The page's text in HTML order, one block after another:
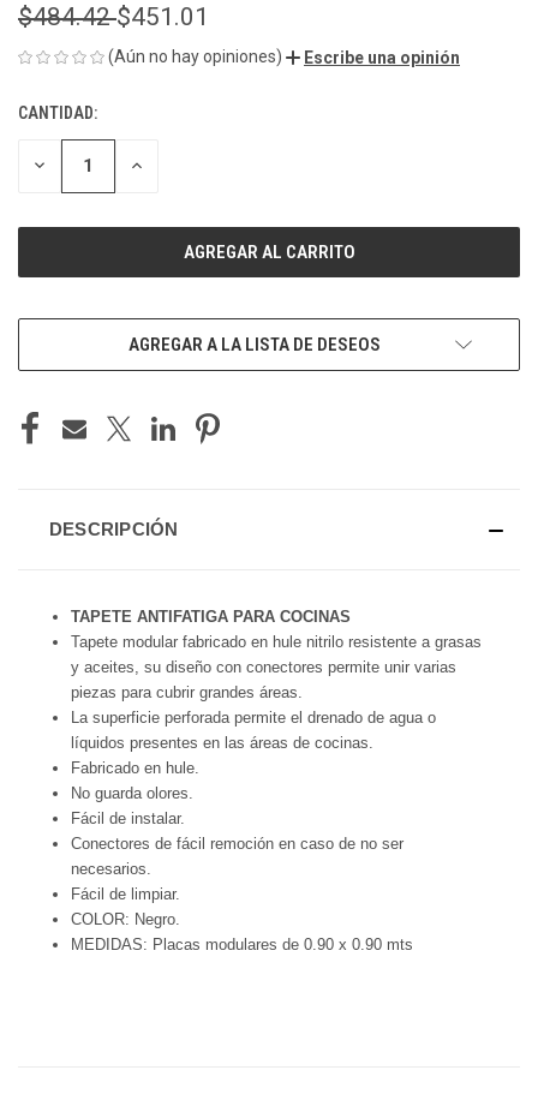
$484.42$451.01
(Aún no hay opiniones) Escribe una opinión
EXISTENCIAS
ACTUALES:
CANTIDAD:
DISMINUIR
CANTIDAD
UNDEFINED
AUMENTAR
UNDEFINED
AGREGAR A LA LISTA DE DESEOS
DESCRIPCIÓN
TAPETE ANTIFATIGA PARA COCINAS
Tapete modular fabricado en hule nitrilo resistente a grasas
y aceites, su diseño con conectores permite unir varias
piezas para cubrir grandes áreas.
La superficie perforada permite el drenado de agua o
líquidos presentes en las áreas de cocinas.
Fabricado en hule.
No guarda olores.
Fácil de instalar.
Conectores de fácil remoción en caso de no ser
necesarios.
Fácil de limpiar.
COLOR: Negro.
MEDIDAS: Placas modulares de 0.90 x 0.90 mts